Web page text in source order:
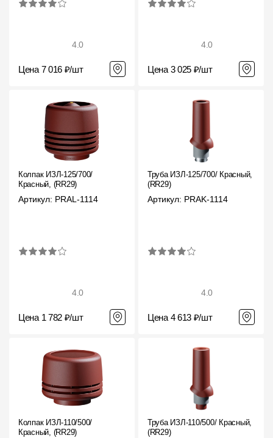
4.0
Цена 7 016 ₽/шт
4.0
Цена 3 025 ₽/шт
Колпак ИЗЛ-125/700/
Красный, (RR29)
Артикул: PRAL-1114
4.0
Цена 1 782 ₽/шт
Труба ИЗЛ-125/700/ Красный,
(RR29)
Артикул: PRAK-1114
4.0
Цена 4 613 ₽/шт
Колпак ИЗЛ-110/500/
Красный, (RR29)
Труба ИЗЛ-110/500/ Красный,
(RR29)